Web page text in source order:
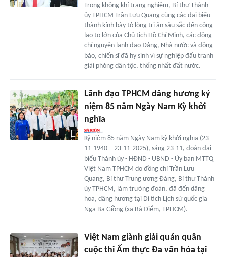
Trong không khí trang nghiêm, Bí thư Thành
ủy TPHCM Trần Lưu Quang cùng các đại biểu
thành kính bày tỏ lòng tri ân sâu sắc đến công
lao to lớn của Chủ tịch Hồ Chí Minh, các đồng
chí nguyên lãnh đạo Đảng, Nhà nước và đồng
bào, chiến sĩ đã hy sinh vì sự nghiệp đấu tranh
giải phóng dân tộc, thống nhất đất nước.
Lãnh đạo TPHCM dâng hương kỷ
niệm 85 năm Ngày Nam Kỳ khởi
nghĩa
Kỷ niệm 85 năm Ngày Nam kỳ khởi nghĩa (23-
11-1940 – 23-11-2025), sáng 23-11, đoàn đại
biểu Thành ủy - HĐND - UBND - Ủy ban MTTQ
Việt Nam TPHCM do đồng chí Trần Lưu
Quang, Bí thư Trung ương Đảng, Bí thư Thành
ủy TPHCM, làm trưởng đoàn, đã đến dâng
hoa, dâng hương tại Di tích Lịch sử quốc gia
Ngã Ba Giồng (xã Bà Điểm, TPHCM).
Việt Nam giành giải quán quân
cuộc thi Ẩm thực Đa văn hóa tại